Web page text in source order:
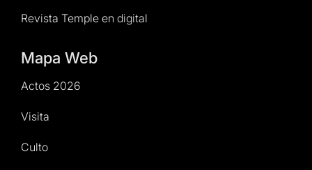
Revista Temple en digital
Mapa Web
Actos 2026
Visita
Culto